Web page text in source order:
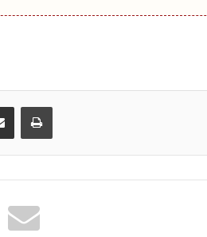
Share via Email Print